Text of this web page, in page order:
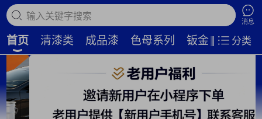
搜索商品
消息
首页 清漆类 成品漆 色母系列 钣金补土 磨
分类